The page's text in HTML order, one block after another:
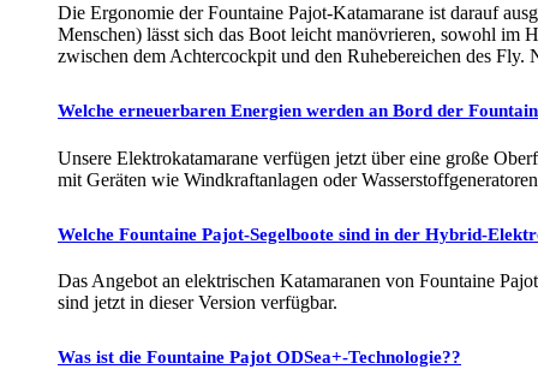
Die Ergonomie der Fountaine Pajot-Katamarane ist darauf
Menschen) lässt sich das Boot leicht manövrieren, sowohl im
zwischen dem Achtercockpit und den Ruhebereichen des
Welche erneuerbaren Energien werden an Bord der
Unsere Elektrokatamarane verfügen jetzt über eine große
mit Geräten wie Windkraftanlagen oder
Welche Fountaine Pajot-Segelboote sind in der Hybrid-
Das Angebot an elektrischen Katamaranen von Fountaine
sind jetzt in dieser Version verfügbar.
Was ist die Fountaine Pajot ODSea+-Technologie??